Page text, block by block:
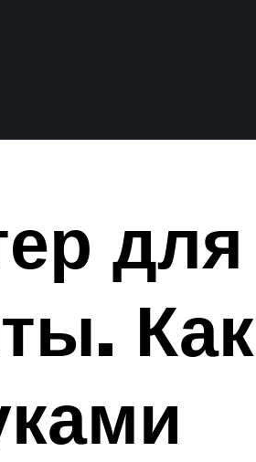
для
Как